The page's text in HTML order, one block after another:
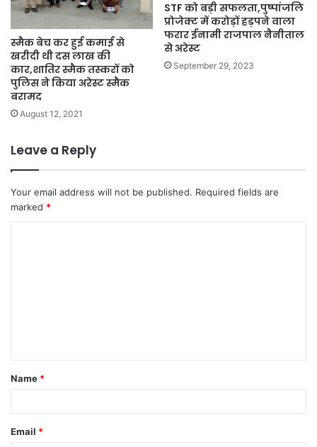
स्मैक बेच कर हुई कमाई से
खरीदी थी दस लाख की
कार,शातिर स्मैक तस्करों को
पुलिस ने किया अरेस्ट स्मैक
बरामद
August 12, 2021
STF को बड़ी सफलता,पुष्पांजलि
प्रोजेक्ट में करोड़ों हड़पने वाला
फरार ईनामी राजपाल नैनीताल
से अरेस्ट
September 29, 2023
Leave a Reply
Your email address will not be published. Required fields are
marked *
t
*
Name *
Email *